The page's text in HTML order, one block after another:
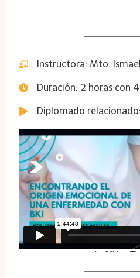
Instructora: Mto.
Duración: 2 horas con
Diplomado